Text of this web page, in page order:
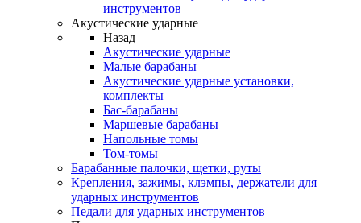
инструментов
Акустические ударные
Назад
Акустические ударные
Mалые барабаны
Акустические ударные установки,
комплекты
Бас-барабаны
Маршевые барабаны
Напольные томы
Том-томы
Барабанные палочки, щетки, руты
Крепления, зажимы, клэмпы, держатели для
ударных инструментов
Педали для ударных инструментов